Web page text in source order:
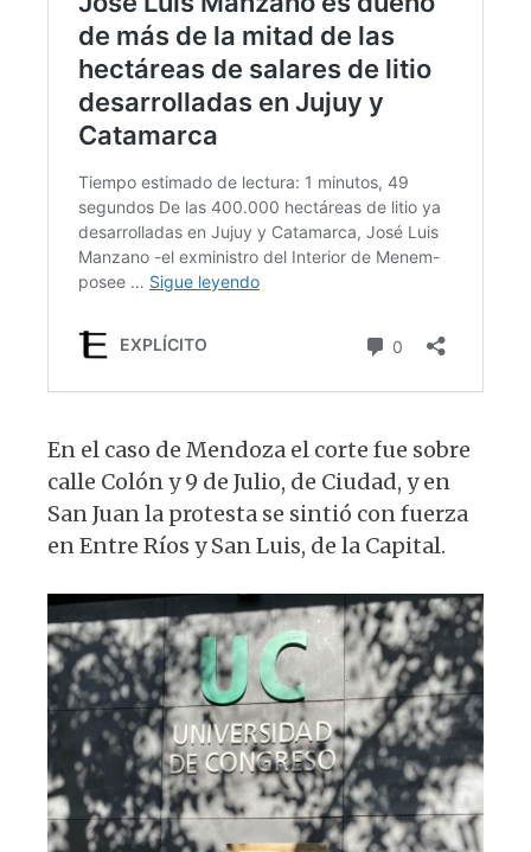
En el caso de Mendoza el corte fue sobre
calle Colón y 9 de Julio, de Ciudad, y en
San Juan la protesta se sintió con fuerza
en Entre Ríos y San Luis, de la Capital.